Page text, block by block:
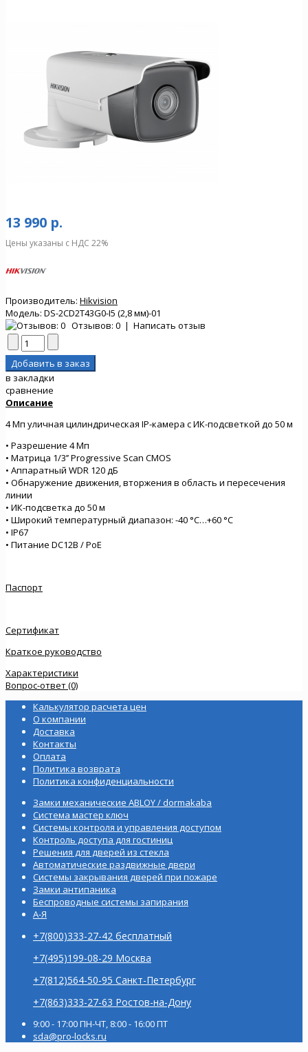
13 990 р.
Цены указаны с НДС 22%
Производитель: Hikvision
Модель: DS-2CD2T43G0-I5 (2,8 мм)-01
Отзывов: 0 | Написать отзыв
в закладки
сравнение
Описание
4 Мп уличная цилиндрическая IP-камера с ИК-подсветкой до 50 м
• Разрешение 4 Мп
• Матрица 1/3’’ Progressive Scan CMOS
• Аппаратный WDR 120 дБ
• Обнаружение движения, вторжения в область и пересечения
линии
• ИК-подсветка до 50 м
• Широкий температурный диапазон: -40 °C…+60 °C
• IP67
• Питание DC12В / PoE
Паспорт
Сертификат
Краткое руководство
Характеристики
Вопрос-ответ (0)
Калькулятор расчета цен
О компании
Доставка
Контакты
Оплата
Политика возврата
Политика конфиденциальности
Замки механические ABLOY / dormakaba
Система мастер ключ
Системы контроля и управления доступом
Контроль доступа для гостиниц
Решения для дверей из стекла
Автоматические раздвижные двери
Системы закрывания дверей при пожаре
Замки антипаника
Беспроводные системы запирания
А-Я
+7(800)333-27-42 бесплатный
+7(495)199-08-29 Москва
+7(812)564-50-95 Санкт-Петербург
+7(863)333-27-63 Ростов-на-Дону
9:00 - 17:00 ПН-ЧТ, 8:00 - 16:00 ПТ
sda@pro-locks.ru